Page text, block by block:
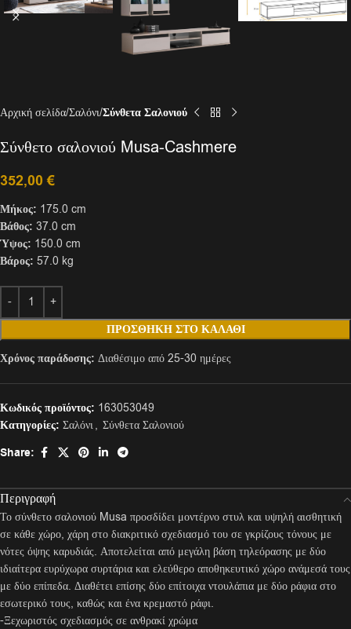
Αρχική σελίδα Σαλόνι Σύνθετα Σαλονιού
Σύνθετο σαλονιού Musa-Cashmere
352,00€
Μήκος: 175.0 cm
Βάθος: 37.0 cm
Ύψος: 150.0 cm
Βάρος: 57.0 kg
ΠΡΟΣΘΉΚΗ ΣΤΟ ΚΑΛΆΘΙ
Χρόνος παράδοσης: Διαθέσιμο από 25-30 ημέρες
Κωδικός προϊόντος: 163053049
Κατηγορίες: Σαλόνι, Σύνθετα Σαλονιού
Share:
Περιγραφή
Το σύνθετο σαλονιού Musa προσδίδει μοντέρνο στυλ και υψηλή αισθητική
σε κάθε χώρο, χάρη στο διακριτικό σχεδιασμό του σε γκρίζους τόνους με
νότες όψης καρυδιάς. Αποτελείται από μεγάλη βάση τηλεόρασης με δύο
ιδιαίτερα ευρύχωρα συρτάρια και ελεύθερο αποθηκευτικό χώρο ανάμεσά τους
με δύο επίπεδα. Διαθέτει επίσης δύο επίτοιχα ντουλάπια με δύο ράφια στο
εσωτερικό τους, καθώς και ένα κρεμαστό ράφι.
-Ξεχωριστός σχεδιασμός σε ανθρακί χρώμα